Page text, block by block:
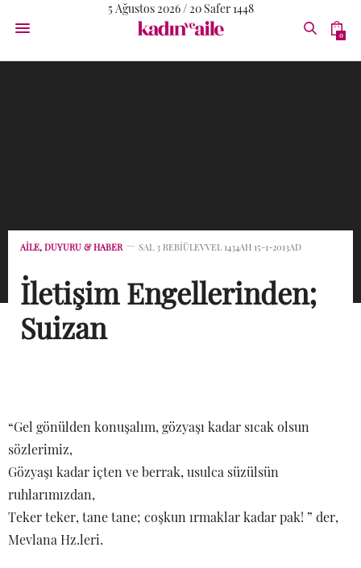
5 Ağustos 2026 / 20 Safer 1448
0
AİLE, DUYURU & HABER SAL 3 REBIÜLEVVEL 1434AH 15-1-2013AD
İletişim Engellerinden;
Suizan
“Gel gönülden konuşalım, gözyaşı kadar sıcak olsun
sözlerimiz,
Gözyaşı kadar içten ve berrak, usulca süzülsün
ruhlarımızdan,
Teker teker, tane tane; coşkun ırmaklar kadar pak! ” der,
Mevlana Hz.leri.